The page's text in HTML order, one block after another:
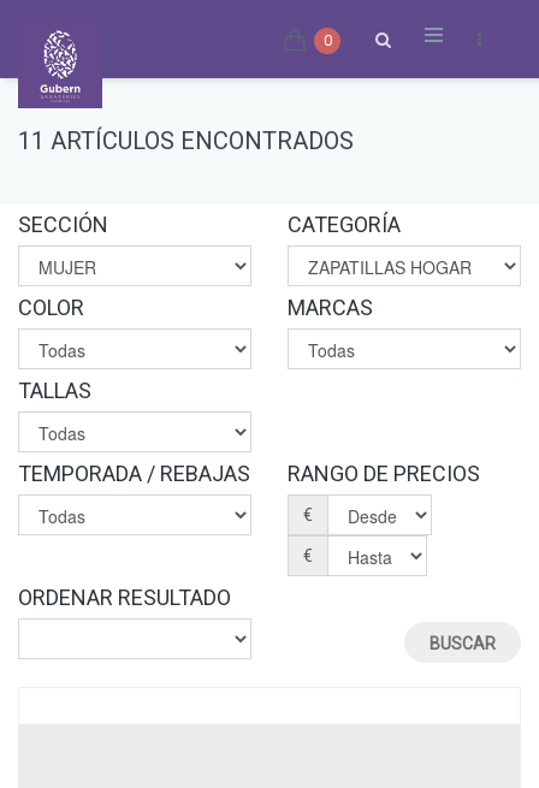
0
11 ARTÍCULOS ENCONTRADOS
SECCIÓN CATEGORÍA
COLOR MARCAS
TALLAS
TEMPORADA / REBAJAS RANGO DE PRECIOS
€
€
ORDENAR RESULTADO